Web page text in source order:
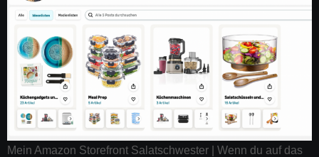
Mein Amazon Storefront Salatschwester | Wenn du auf das